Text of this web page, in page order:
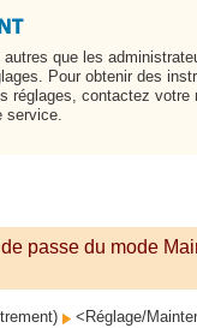
autres que les
Pour obtenir des
réglages, contactez votre
service.
passe du mode
<Réglage/